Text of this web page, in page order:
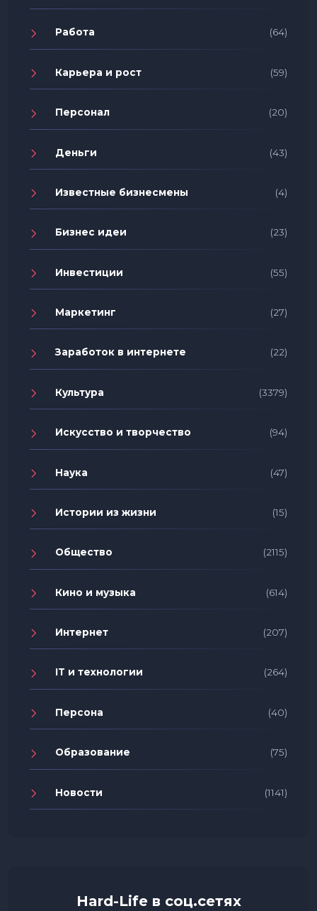
Работа (64)
Карьера и рост (59)
Персонал (20)
Деньги (43)
Известные бизнесмены (4)
Бизнес идеи (23)
Инвестиции (55)
Маркетинг (27)
Заработок в интернете (22)
Культура (3379)
Искусство и творчество (94)
Наука (47)
Истории из жизни (15)
Общество (2115)
Кино и музыка (614)
Интернет (207)
IT и технологии (264)
Персона (40)
Образование (75)
Новости (1141)
Hard-Life в соц.сетях